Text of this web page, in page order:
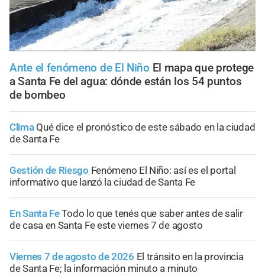
Ante el fenómeno de El Niño El mapa que protege
a Santa Fe del agua: dónde están los 54 puntos
de bombeo
Clima Qué dice el pronóstico de este sábado en la ciudad
de Santa Fe
Gestión de Riesgo Fenómeno El Niño: así es el portal
informativo que lanzó la ciudad de Santa Fe
En Santa FeTodo lo que tenés que saber antes de salir
de casa en Santa Fe este viernes 7 de agosto
Viernes 7 de agosto de 2026 El tránsito en la provincia
de Santa Fe; la información minuto a minuto